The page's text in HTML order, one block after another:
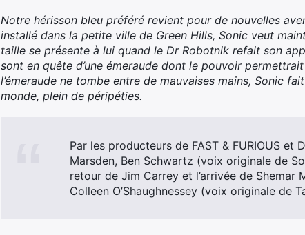
Notre hérisson bleu préféré revient pour de nouvelles
installé dans la petite ville de Green Hills, Sonic veut
taille se présente à lui quand le Dr Robotnik refait son
sont en quête d’une émeraude dont le pouvoir
l’émeraude ne tombe entre de mauvaises mains, Sonic
monde, plein de péripéties.
Par les producteurs de FAST & FURIOUS et
Marsden, Ben Schwartz (voix originale de
retour de Jim Carrey et l’arrivée de
Colleen O’Shaughnessey (voix originale de